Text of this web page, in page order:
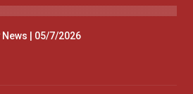
News | 05/7/2026